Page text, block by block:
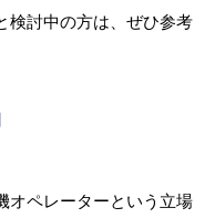
検討中の方は、ぜひ参考
オペレーターという立場